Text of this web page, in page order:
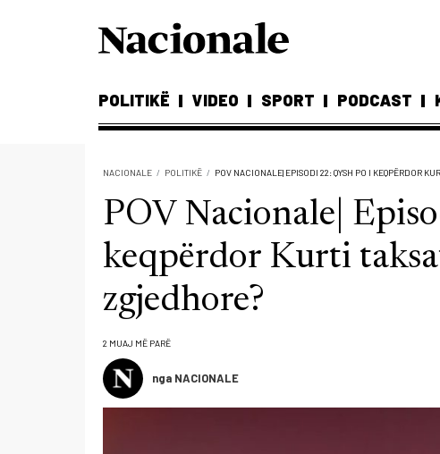
POLITIKË VIDEO SPORT PODCAST
NACIONALE POLITIKË POV NACIONALE| EPISODI 22: QYSH PO I KEQPËRDOR
POV Nacionale|
keqpërdor Kurti
zgjedhore?
2 MUAJ MË PARË
nga NACIONALE